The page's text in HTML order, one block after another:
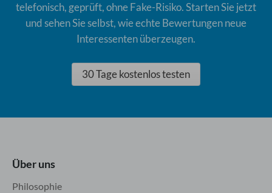
telefonisch, geprüft, ohne Fake-Risiko. Starten Sie jetzt
und sehen Sie selbst, wie echte Bewertungen neue
Interessenten überzeugen.
30 Tage kostenlos testen
Über uns
Philosophie